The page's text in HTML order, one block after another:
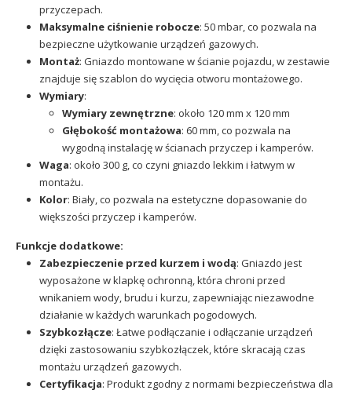
przyczepach.
Maksymalne ciśnienie robocze: 50 mbar, co pozwala na
bezpieczne użytkowanie urządzeń gazowych.
Montaż: Gniazdo montowane w ścianie pojazdu, w zestawie
znajduje się szablon do wycięcia otworu montażowego.
Wymiary:
Wymiary zewnętrzne: około 120 mm x 120 mm
Głębokość montażowa: 60 mm, co pozwala na
wygodną instalację w ścianach przyczep i kamperów.
Waga: około 300 g, co czyni gniazdo lekkim i łatwym w
montażu.
Kolor: Biały, co pozwala na estetyczne dopasowanie do
większości przyczep i kamperów.
Funkcje dodatkowe:
Zabezpieczenie przed kurzem i wodą: Gniazdo jest
wyposażone w klapkę ochronną, która chroni przed
wnikaniem wody, brudu i kurzu, zapewniając niezawodne
działanie w każdych warunkach pogodowych.
Szybkozłącze: Łatwe podłączanie i odłączanie urządzeń
dzięki zastosowaniu szybkozłączek, które skracają czas
montażu urządzeń gazowych.
Certyfikacja: Produkt zgodny z normami bezpieczeństwa dla